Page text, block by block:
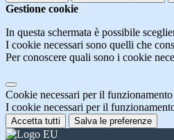
Gestione cookie
In questa schermata è possibile
I cookie necessari sono quelli che
Per conoscere quali sono i cookie
Cookie necessari per il funzionamento
I cookie necessari per il
Accetta tutti Salva le preferenze